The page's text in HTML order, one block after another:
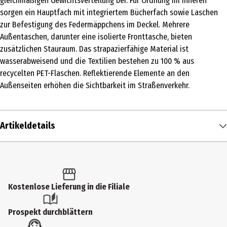
sorgen ein Hauptfach mit integriertem Bücherfach sowie Laschen
zur Befestigung des Federmäppchens im Deckel. Mehrere
Außentaschen, darunter eine isolierte Fronttasche, bieten
zusätzlichen Stauraum. Das strapazierfähige Material ist
wasserabweisend und die Textilien bestehen zu 100 % aus
recycelten PET-Flaschen. Reflektierende Elemente an den
Außenseiten erhöhen die Sichtbarkeit im Straßenverkehr.
Artikeldetails
Produkttyp
Artikelnummer des Herstellers
Kostenlose Lieferung in die Filiale
Prospekt durchblättern